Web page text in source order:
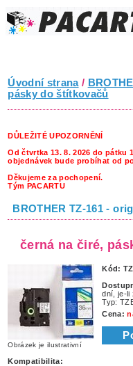
Úvodní strana/
pásky do štítkovačů
DŮLEŽITÉ UPOZORNĚNÍ
Od čtvrtka 13. 8. 2026 do pátku
objednávek bude probíhat od
Děkujeme za pochopení.
Tým PACARTU
BROTHER TZ-161 -
černá na čiré,
Obrázek je ilustrativní
Kód:
dní, je-li
Typ:
Cena:
Kompatibilita: